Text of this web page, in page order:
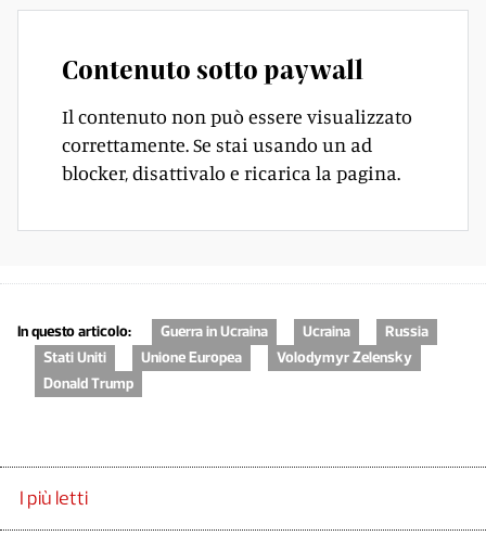
Contenuto sotto paywall
Il contenuto non può essere visualizzato
correttamente. Se stai usando un ad
blocker, disattivalo e ricarica la pagina.
In questo articolo: Guerra in Ucraina Ucraina
Russia
Stati Uniti
Unione Europea
Volodymyr Zelensky
Donald Trump
I più letti